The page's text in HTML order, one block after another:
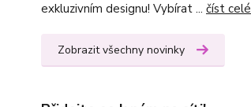
exkluzivním designu! Vybírat ... číst celé
Zobrazit všechny novinky